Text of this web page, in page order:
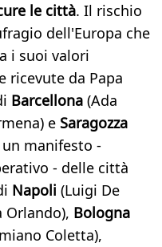
le città. Il rischio
dell'Europa che
i suoi valori
ricevute da Papa
Barcellona (Ada
e Saragozza
manifesto -
- delle città
Napoli (Luigi De
Orlando), Bologna
Coletta),